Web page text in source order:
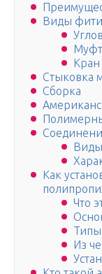
Виды
Кран
Стыковка
Сборка
Как
Что
Из